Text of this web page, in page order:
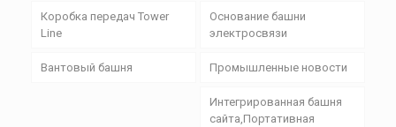
Коробка передач Tower
Line
Основание башни
электросвязи
Вантовый башня Промышленные новости
Интегрированная башня
сайта,Портативная